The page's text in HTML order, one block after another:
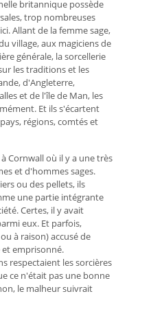
britannique possède
trop nombreuses
Allant de la femme sage,
village, aux magiciens de
générale, la sorcellerie
les traditions et les
d'Angleterre,
et de l'île de Man, les
Et ils s'écartent
régions, comtés et
Cornwall où il y a une très
et d'hommes sages.
ou des pellets, ils
une partie intégrante
Certes, il y avait
eux. Et parfois,
à raison) accusé de
emprisonné.
respectaient les sorcières
ce n'était pas une bonne
le malheur suivrait